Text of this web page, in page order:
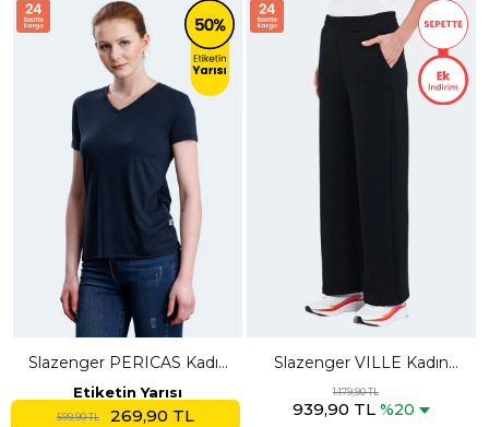
Slazenger PERICAS Kadın
V Yaka Koyu Gri Tişört
Etiketin Yarısı
599,90 TL 269,90 TL
Slazenger VILLE Kadın
Cepli Bol Paça Siyah
Eşofman Altı
1.179,90 TL
939,90 TL %20